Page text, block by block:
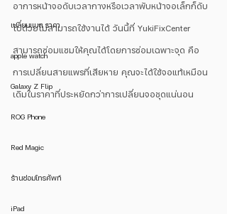
เปลี่ยนแบต ราคา
apple watch
Galaxy Z Flip
ROG Phone
Red Magic
ร้านซ่อมโทรศัพท์
iPad
อาการหน้าจอดับเวลากางหรือเวลาพับหน้าจอเล็กก็ดับ
ไปด้วยไม่สามารถใช้งานได้ วันนี้ที่ YukiFixCenter
สามารถซ่อมแซมให้คุณได้โดยการซ่อมเฉพาะจุด คือ
การเปลี่ยนสายแพรที่เสียหาย คุณจะได้ใช้จอแท้เหมือน
เดิมในราคาที่ประหยัดกว่าการเปลี่ยนจอชุดแน่นอน